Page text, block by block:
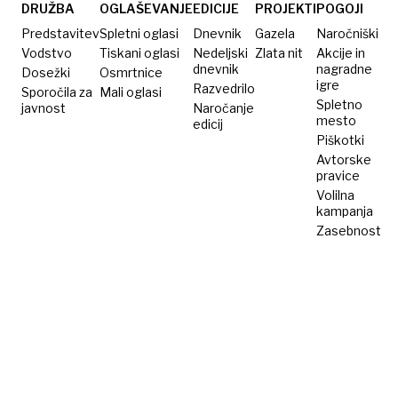
vsak
teden
preživeti
v gozdu
DRUŽBA
Predstavitev
Vodstvo
Dosežki
Sporočila za
javnost
OGLAŠEVANJE
Spletni oglasi
Tiskani oglasi
Osmrtnice
Mali oglasi
EDICIJE
Dnevnik
Nedeljski
dnevnik
Razvedrilo
Naročanje
edicij
PROJEKTI
Gazela
Zlata nit
POGOJI
Naročniški
Akcije in
nagradne
igre
Spletno
mesto
Piškotki
Avtorske
pravice
Volilna
kampanja
Zasebnost